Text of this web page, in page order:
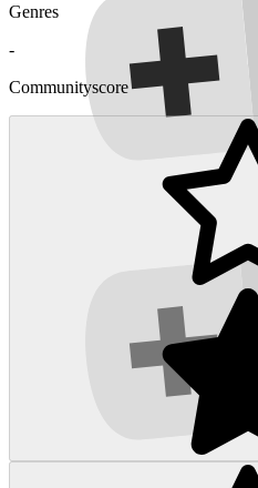
Genres
-
Communityscore